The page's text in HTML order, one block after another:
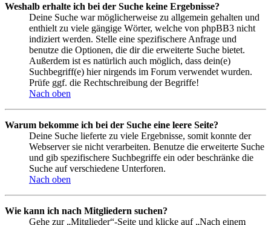
Weshalb erhalte ich bei der Suche keine Ergebnisse?
Deine Suche war möglicherweise zu allgemein gehalten und
enthielt zu viele gängige Wörter, welche von phpBB3 nicht
indiziert werden. Stelle eine spezifischere Anfrage und
benutze die Optionen, die dir die erweiterte Suche bietet.
Außerdem ist es natürlich auch möglich, dass dein(e)
Suchbegriff(e) hier nirgends im Forum verwendet wurden.
Prüfe ggf. die Rechtschreibung der Begriffe!
Nach oben
Warum bekomme ich bei der Suche eine leere Seite?
Deine Suche lieferte zu viele Ergebnisse, somit konnte der
Webserver sie nicht verarbeiten. Benutze die erweiterte Suche
und gib spezifischere Suchbegriffe ein oder beschränke die
Suche auf verschiedene Unterforen.
Nach oben
Wie kann ich nach Mitgliedern suchen?
Gehe zur „Mitglieder“-Seite und klicke auf „Nach einem